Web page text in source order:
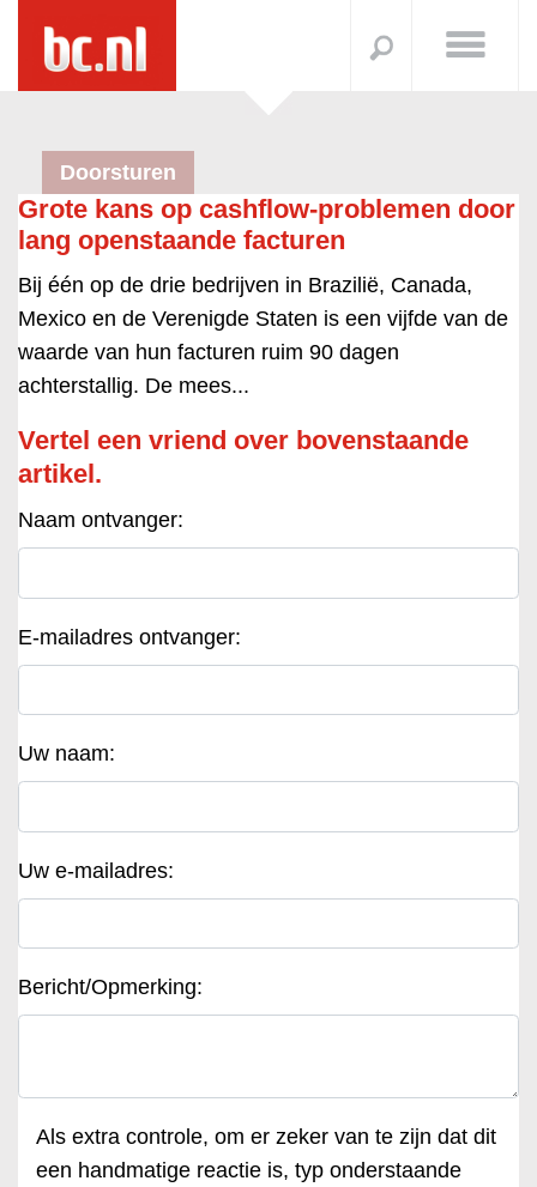
Doorsturen
Grote kans op cashflow-problemen door
lang openstaande facturen
Bij één op de drie bedrijven in Brazilië, Canada,
Mexico en de Verenigde Staten is een vijfde van de
waarde van hun facturen ruim 90 dagen
achterstallig. De mees...
Vertel een vriend over bovenstaande
artikel.
Naam ontvanger:
E-mailadres ontvanger:
Uw naam:
Uw e-mailadres:
Bericht/Opmerking:
Als extra controle, om er zeker van te zijn dat dit
een handmatige reactie is, typ onderstaande